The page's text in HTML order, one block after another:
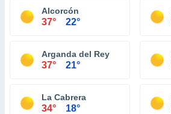
Alcorcón
37° 22°
Arganda del Rey
37° 21°
La Cabrera
34° 18°